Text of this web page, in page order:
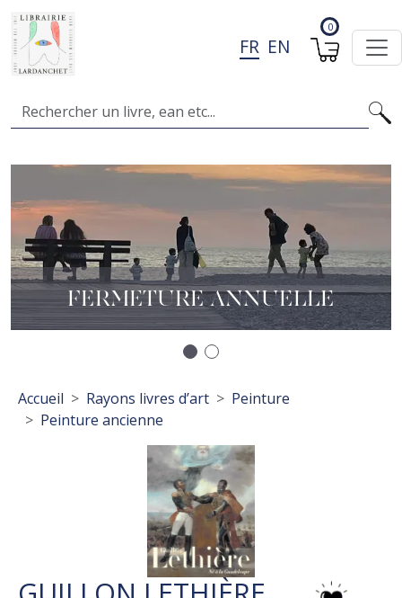
Aller au contenu principal
Search
FR EN
0
FERMETURE ANNUELLE
Fil d'Ariane
Accueil Rayons livres d’art
Peinture
Peinture ancienne